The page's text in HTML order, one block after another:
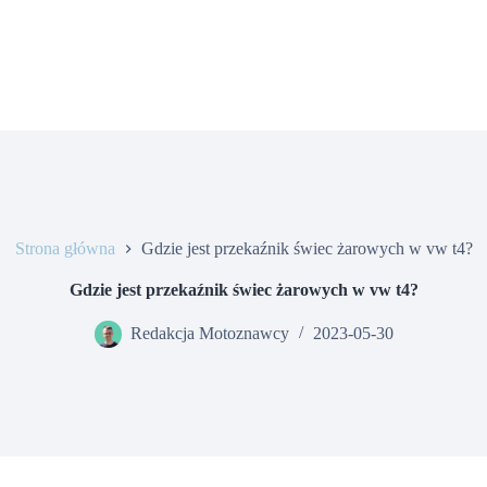
Strona główna Gdzie jest przekaźnik świec żarowych w vw t4?
Gdzie jest przekaźnik świec żarowych w vw t4?
Redakcja Motoznawcy 2023-05-30